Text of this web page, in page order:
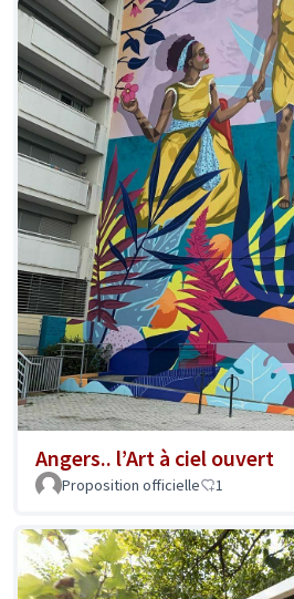
Angers.. l’Art à ciel ouvert
Proposition officielle 1